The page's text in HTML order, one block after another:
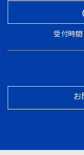
受付時間